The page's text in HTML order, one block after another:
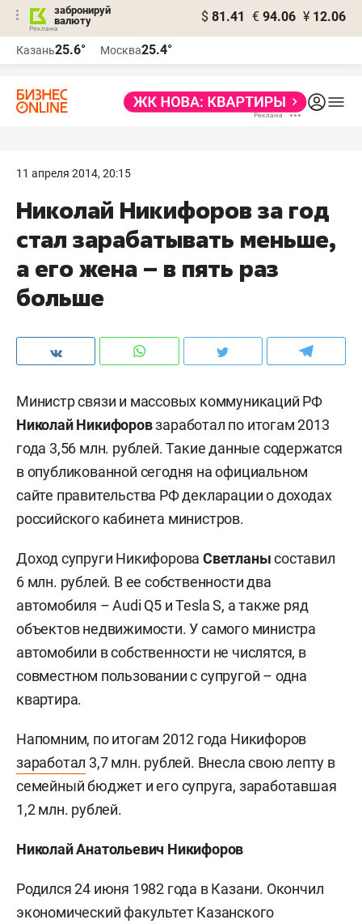
забронируй
валюту
$ 81.41 € 94.06 ¥ 12.06
Казань25.6° Москва25.4°
11 апреля 2014, 20:15
Николай Никифоров за год
стал зарабатывать меньше,
а его жена – в пять раз
больше
Министр связи и массовых коммуникаций РФ
Николай Никифоровзаработал по итогам 2013
года 3,56 млн. рублей. Такие данные содержатся
в опубликованной сегодня на официальном
сайте правительства РФ декларации о доходах
российского кабинета министров.
Доход супруги Никифорова Светланысоставил
6 млн. рублей. В ее собственности два
автомобиля –Audi Q5 иTesla S, а также ряд
объектов недвижимости. У самого министра
автомобили в собственности не числятся, в
совместном пользовании с супругой – одна
квартира.
Напомним, по итогам 2012 года Никифоров
заработал 3,7 млн. рублей. Внесла свою лепту в
семейный бюджет и его супруга, заработавшая
1,2 млн. рублей.
Николай Анатольевич Никифоров
Родился 24 июня 1982 года в Казани. Окончил
экономический факультет Казанского